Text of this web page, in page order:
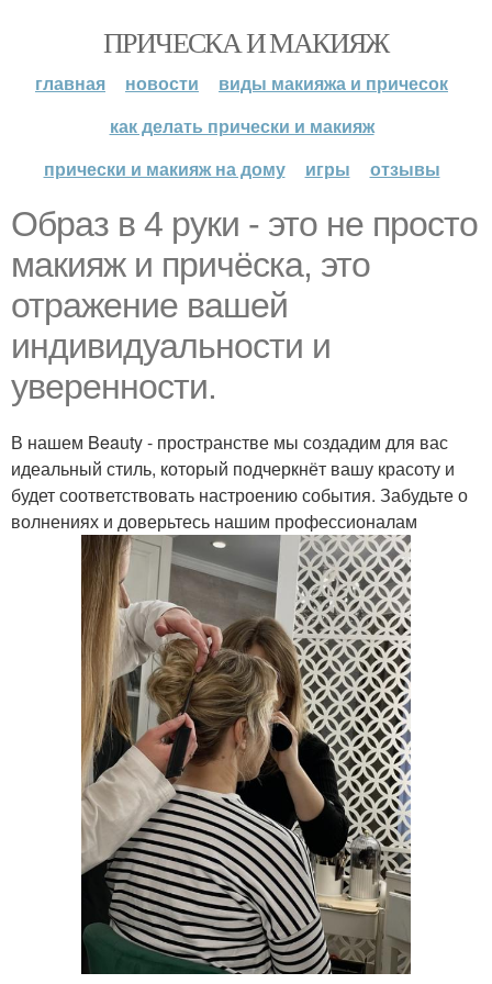
ПРИЧЕСКА И МАКИЯЖ
главная новости
виды макияжа и причесок
как делать прически и макияж
прически и макияж на дому
игры отзывы
Образ в 4 руки - это не просто
макияж и причёска, это
отражение вашей
индивидуальности и
уверенности.
В нашем Beauty - пространстве мы создадим для вас
идеальный стиль, который подчеркнёт вашу красоту и
будет соответствовать настроению события. Забудьте о
волнениях и доверьтесь нашим профессионалам